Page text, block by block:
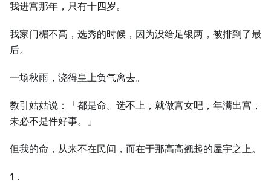
我进宫那年，只有十四岁。
我家门楣不高，选秀的时候，因为没给足银两，被排到了最
后。
一场秋雨，浇得皇上负气离去。
教引姑姑说：「都是命。选不上，就做宫女吧，年满出宫，
未必不是件好事。」
但我的命，从来不在民间，而在于那高高翘起的屋宇之上。
1．